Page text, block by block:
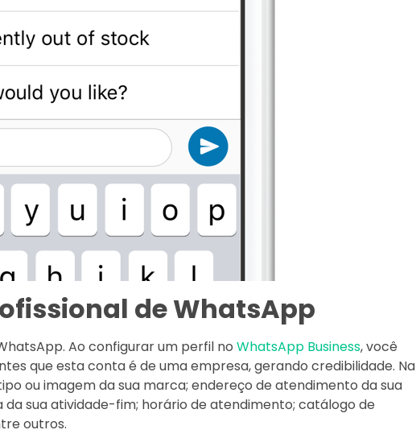
de WhatsApp
Ao configurar um perfil no WhatsApp Business, você
que esta conta é de uma empresa, gerando credibilidade. Na
ou imagem da sua marca; endereço de atendimento da sua
sua atividade-fim; horário de atendimento; catálogo de
outros.